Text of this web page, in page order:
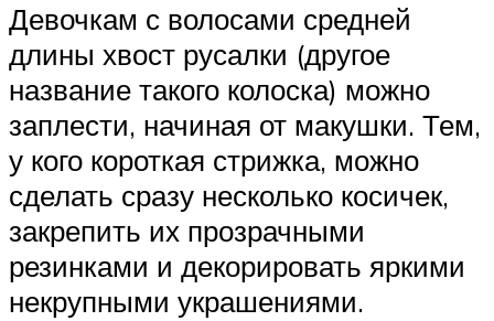
Девочкам с волосами средней
длины хвост русалки (другое
название такого колоска) можно
заплести, начиная от макушки. Тем,
у кого короткая стрижка, можно
сделать сразу несколько косичек,
закрепить их прозрачными
резинками и декорировать яркими
некрупными украшениями.